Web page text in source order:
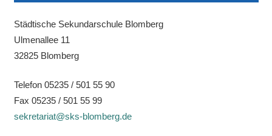
Städtische Sekundarschule Blomberg
Ulmenallee 11
32825 Blomberg
Telefon 05235 / 501 55 90
Fax 05235 / 501 55 99
sekretariat@sks-blomberg.de